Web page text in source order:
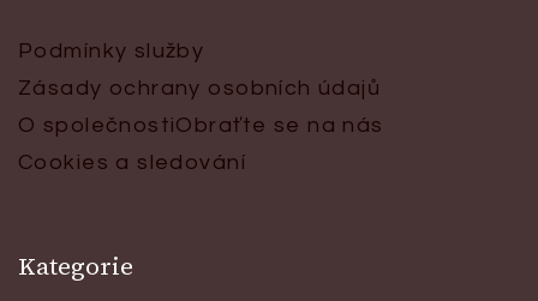
Podmínky služby
Zásady ochrany osobních údajů
O společnostiObraťte se na nás
Cookies a sledování
Kategorie